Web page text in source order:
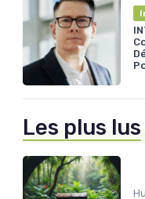
Les plus lus